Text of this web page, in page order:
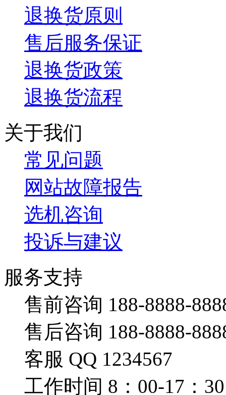
退换货原则
售后服务保证
退换货政策
退换货流程
关于我们
常见问题
网站故障报告
选机咨询
投诉与建议
服务支持
售前咨询 188-8888-
售后咨询 188-8888-
客服 QQ 1234567
工作时间 8：00-17：30